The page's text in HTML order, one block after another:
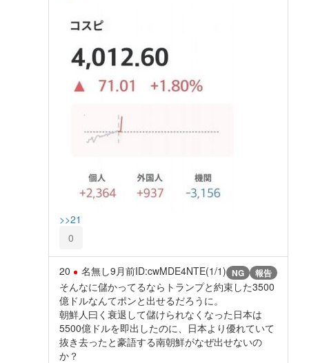
>>21
0
20 名無し9月前ID:cwMDE4NTE(1/1) NG 報告
そんなに儲かってるならトランプと約束した3500
億ドルなんてポンと出せるだろうに。
朝鮮人曰く衰退して儲けられなくなった日本は
5500億ドルを即出したのに、日本より優れていて
抜き去ったと豪語する南朝鮮がなぜ出せないの
か？